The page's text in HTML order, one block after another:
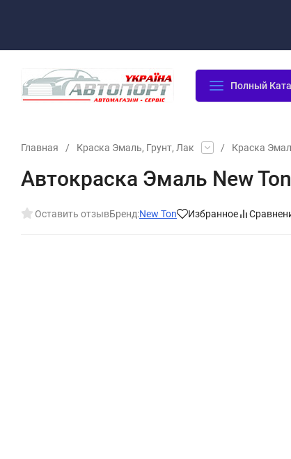
Полный
Главная / Краска Эмаль, Грунт, Лак / Краска
Автокраска Эмаль New
Оставить отзывБренд:New Ton Избранное